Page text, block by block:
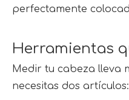
perfectamente
Herramientas
Medir tu cabeza lleva
necesitas dos artículos: